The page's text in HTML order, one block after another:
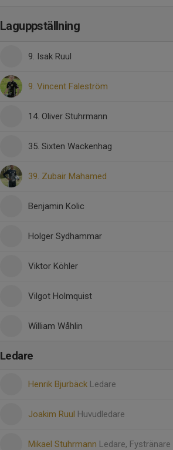
Laguppställning
9. Isak Ruul
9. Vincent Faleström
14. Oliver Stuhrmann
35. Sixten Wackenhag
39. Zubair Mahamed
Benjamin Kolic
Holger Sydhammar
Viktor Köhler
Vilgot Holmquist
William Wåhlin
Ledare
Henrik Bjurbäck Ledare
Joakim Ruul Huvudledare
Mikael Stuhrmann Ledare, Fystränare